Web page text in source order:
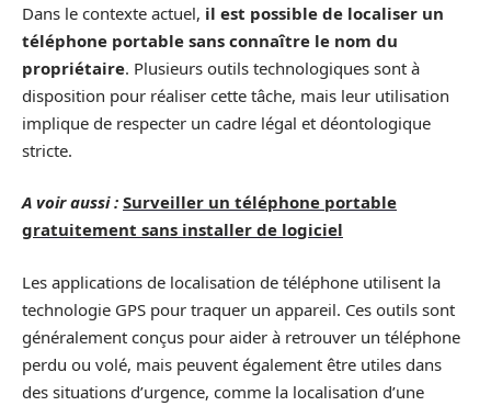
Dans le contexte actuel, il est possible de localiser un
téléphone portable sans connaître le nom du
propriétaire. Plusieurs outils technologiques sont à
disposition pour réaliser cette tâche, mais leur utilisation
implique de respecter un cadre légal et déontologique
stricte.
A voir aussi : Surveiller un téléphone portable
gratuitement sans installer de logiciel
Les applications de localisation de téléphone utilisent la
technologie GPS pour traquer un appareil. Ces outils sont
généralement conçus pour aider à retrouver un téléphone
perdu ou volé, mais peuvent également être utiles dans
des situations d’urgence, comme la localisation d’une